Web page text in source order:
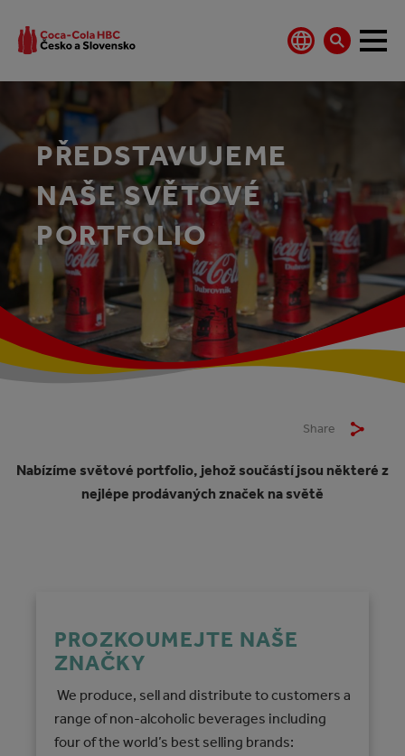
PŘEDSTAVUJEME
NAŠE SVĚTOVÉ
PORTFOLIO
Share
Nabízíme světové portfolio, jehož součástí jsou některé z
nejlépe prodávaných značek na světě
PROZKOUMEJTE NAŠE
ZNAČKY
We produce, sell and distribute to customers a
range of non-alcoholic beverages including
four of the world’s best selling brands: